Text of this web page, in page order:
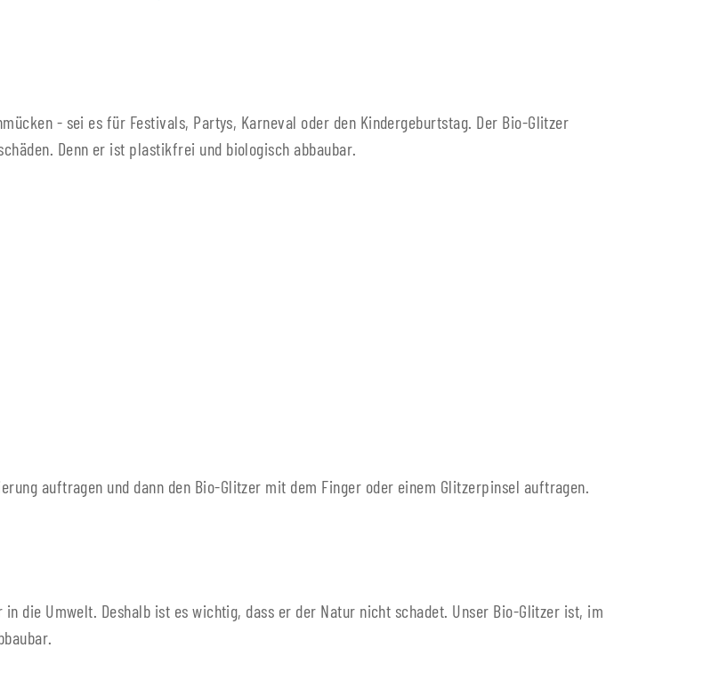
- sei es für Festivals, Partys, Karneval oder den Kindergeburtstag. Der Bio-Glitzer
Denn er ist plastikfrei und biologisch abbaubar.
auftragen und dann den Bio-Glitzer mit dem Finger oder einem Glitzerpinsel auftragen.
die Umwelt. Deshalb ist es wichtig, dass er der Natur nicht schadet. Unser Bio-Glitzer ist, im